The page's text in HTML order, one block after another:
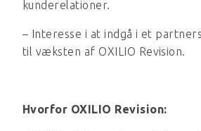
kunderelationer.
– Interesse i at indgå i et
til væksten af OXILIO Revision.
Hvorfor OXILIO Revision: